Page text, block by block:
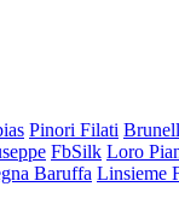
Pinori Filati
FbSilk Loro
Baruffa Linsieme